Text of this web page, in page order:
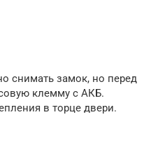
снимать замок, но перед
клемму с АКБ.
в торце двери.